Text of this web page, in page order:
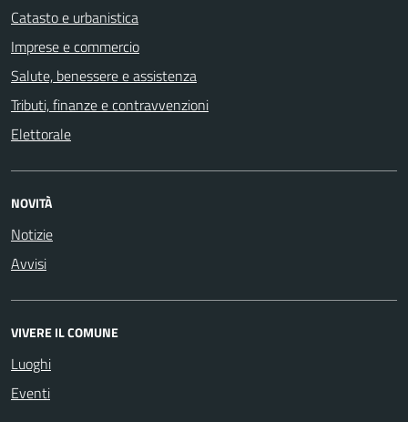
Catasto e urbanistica
Imprese e commercio
Salute, benessere e assistenza
Tributi, finanze e contravvenzioni
Elettorale
NOVITÀ
Notizie
Avvisi
VIVERE IL COMUNE
Luoghi
Eventi